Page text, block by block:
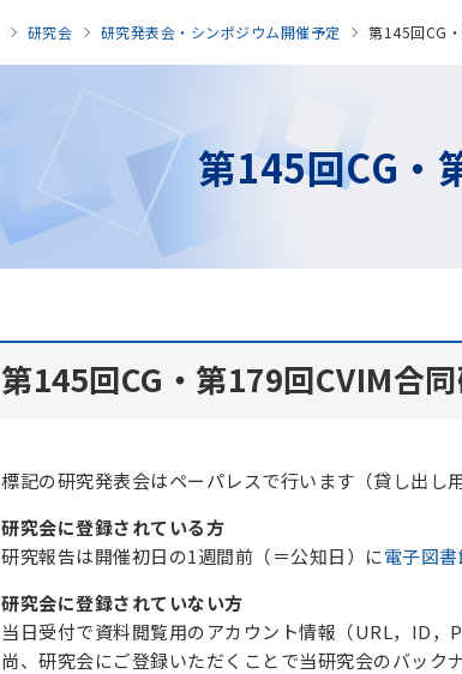
研究会 研究発表会・シンポジウム開催予定 第145回CG
第145回CG・
第145回CG・第179回CVIM合
標記の研究発表会はペーパレスで行います（貸し出し
研究会に登録されている方
研究報告は開催初日の1週間前（＝公知日）に電子図
研究会に登録されていない方
当日受付で資料閲覧用のアカウント情報（URL，ID，
尚、研究会にご登録いただくことで当研究会のバック